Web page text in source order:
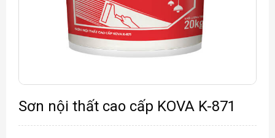
Sơn nội thất cao cấp KOVA K-871